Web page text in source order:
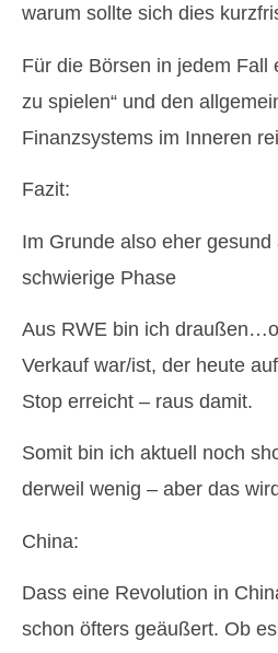
warum sollte sich dies
Für die Börsen in jedem Fall
zu spielen“ und den
Finanzsystems im Inneren
Fazit:
Im Grunde also eher
schwierige Phase
Aus RWE bin ich
Verkauf war/ist, der heute
Stop erreicht – raus damit.
Somit bin ich aktuell noch
derweil wenig – aber das
China:
Dass eine Revolution in
schon öfters geäußert. Ob